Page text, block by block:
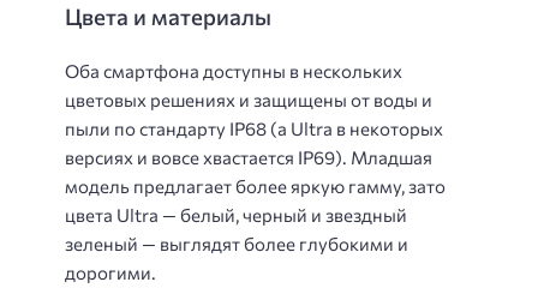
Цвета и материалы
Оба смартфона доступны в нескольких
цветовых решениях и защищены от воды и
пыли по стандарту IP68 (а Ultra в некоторых
версиях и вовсе хвастается IP69). Младшая
модель предлагает более яркую гамму, зато
цвета Ultra — белый, черный и звездный
зеленый — выглядят более глубокими и
дорогими.